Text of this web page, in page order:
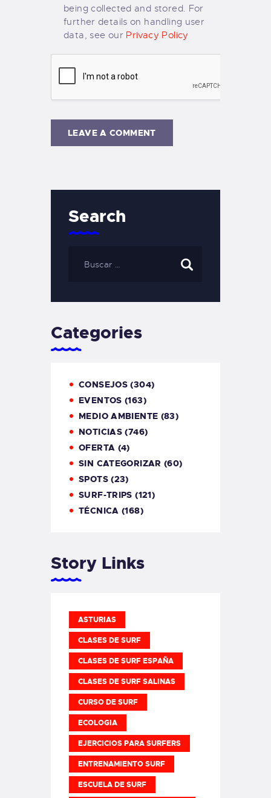
being collected and stored. For
further details on handling user
data, see our Privacy Policy
Search
Categories
CONSEJOS (304)
EVENTOS (163)
MEDIO AMBIENTE (83)
NOTICIAS (746)
OFERTA (4)
SIN CATEGORIZAR (60)
SPOTS(23)
SURF-TRIPS (121)
TÉCNICA (168)
Story Links
ASTURIAS
CLASES DE SURF
CLASES DE SURF ESPAÑA
CLASES DE SURF SALINAS
CURSO DE SURF
ECOLOGIA
EJERCICIOS PARA SURFERS
ENTRENAMIENTO SURF
ESCUELA DE SURF